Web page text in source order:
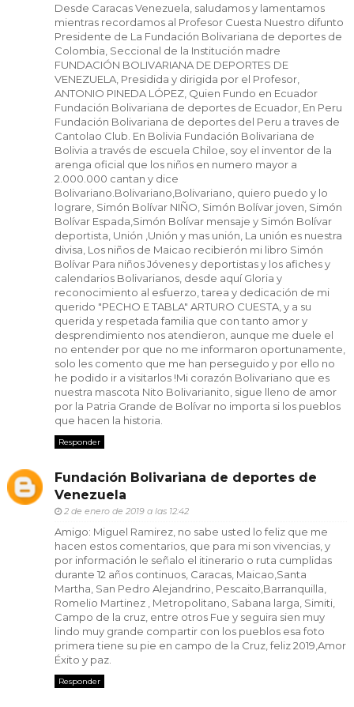
Desde Caracas Venezuela, saludamos y lamentamos
mientras recordamos al Profesor Cuesta Nuestro difunto
Presidente de La Fundación Bolivariana de deportes de
Colombia, Seccional de la Institución madre
FUNDACIÓN BOLIVARIANA DE DEPORTES DE
VENEZUELA, Presidida y dirigida por el Profesor,
ANTONIO PINEDA LÓPEZ, Quien Fundo en Ecuador
Fundación Bolivariana de deportes de Ecuador, En Peru
Fundación Bolivariana de deportes del Peru a traves de
Cantolao Club. En Bolivia Fundación Bolivariana de
Bolivia a través de escuela Chiloe, soy el inventor de la
arenga oficial que los niños en numero mayor a
2.000.000 cantan y dice
Bolivariano.Bolivariano,Bolivariano, quiero puedo y lo
lograre, Simón Bolívar NIÑO, Simón Bolívar joven, Simón
Bolívar Espada,Simón Bolívar mensaje y Simón Bolívar
deportista, Unión ,Unión y mas unión, La unión es nuestra
divisa, Los niños de Maicao recibierón mi libro Simón
Bolívar Para niños Jóvenes y deportistas y los afiches y
calendarios Bolivarianos, desde aquí Gloria y
reconocimiento al esfuerzo, tarea y dedicación de mi
querido "PECHO E TABLA" ARTURO CUESTA, y a su
querida y respetada familia que con tanto amor y
desprendimiento nos atendieron, aunque me duele el
no entender por que no me informaron oportunamente,
solo les comento que me han perseguido y por ello no
he podido ir a visitarlos !Mi corazón Bolivariano que es
nuestra mascota Nito Bolivarianito, sigue lleno de amor
por la Patria Grande de Bolívar no importa si los pueblos
que hacen la historia.
Responder
Fundación Bolivariana de deportes de
Venezuela
2 de enero de 2019 a las 12:42
Amigo: Miguel Ramirez, no sabe usted lo feliz que me
hacen estos comentarios, que para mi son vivencias, y
por información le señalo el itinerario o ruta cumplidas
durante 12 años continuos, Caracas, Maicao,Santa
Martha, San Pedro Alejandrino, Pescaito,Barranquilla,
Romelio Martinez , Metropolitano, Sabana larga, Simiti,
Campo de la cruz, entre otros Fue y seguira sien muy
lindo muy grande compartir con los pueblos esa foto
primera tiene su pie en campo de la Cruz, feliz 2019,Amor
Éxito y paz.
Responder